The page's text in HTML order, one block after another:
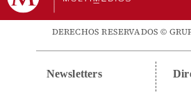
DERECHOS RESERVADOS ©
Newsletters